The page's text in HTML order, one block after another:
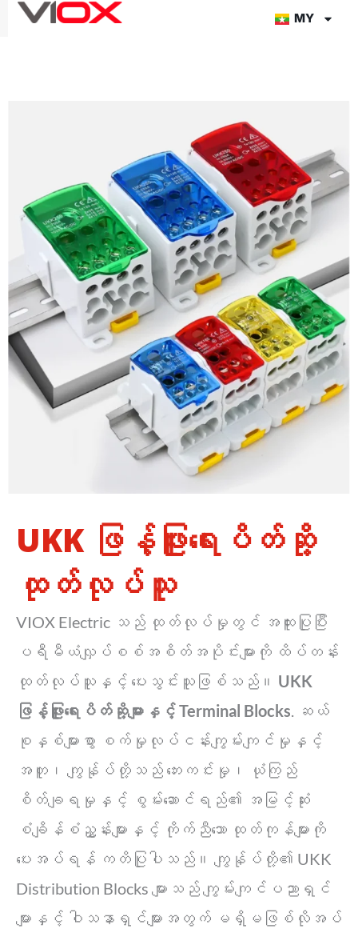
အကြောင်းအရာ
MY
UKK ဖြန့်ဖြူးရေးပိတ်ဆို့
ထုတ်လုပ်သူ
VIOX Electric သည် ထုတ်လုပ်မှုတွင် အထူးပြုပြီး
ပရီမီယံလျှပ်စစ်အစိတ်အပိုင်းများကို ထိပ်တန်း
ထုတ်လုပ်သူနှင့် ပေးသွင်းသူဖြစ်သည်။ UKK
ဖြန့်ဖြူးရေးပိတ်ဆို့များနှင့် Terminal Blocks. ဆယ်
စုနှစ်များစွာ စက်မှုလုပ်ငန်းကျွမ်းကျင်မှုနှင့်
အတူ၊ ကျွန်ုပ်တို့သည် ဘေးကင်းမှု၊ ယုံကြည်
စိတ်ချရမှုနှင့် စွမ်းဆောင်ရည်၏ အမြင့်ဆုံး
စံချိန်စံညွှန်းများနှင့် ကိုက်ညီသော ထုတ်ကုန်များကို
ပေးအပ်ရန် ကတိပြုပါသည်။ ကျွန်ုပ်တို့၏ UKK
Distribution Blocks များသည် ကျွမ်းကျင်ပညာရှင်
များနှင့် ဝါသနာရှင်များအတွက် မရှိမဖြစ်လိုအပ်